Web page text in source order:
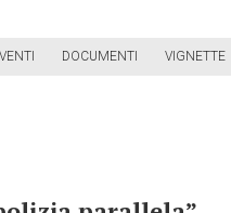
DOCUMENTI VIGNETTE